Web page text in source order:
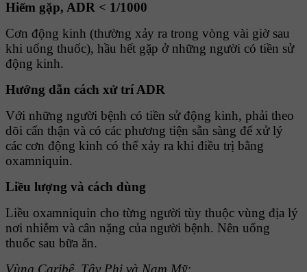
Hiếm gặp, ADR < 1/1000
Cơn động kinh (thường xảy ra trong vòng vài giờ sau
khi uống thuốc), hầu hết gặp ở những người có tiền sử
động kinh.
Hướng dẫn cách xử trí ADR
Với những người bệnh có tiền sử động kinh, phải theo
dõi cẩn thận và có các phương tiện sẵn sàng để xử lý
các cơn động kinh có thể xảy ra khi điều trị bằng
oxamniquin.
Liều lượng và cách dùng
Liều oxamniquin cho từng người tùy thuộc vùng địa lý
nơi nhiễm và cân nặng của người bệnh. Nên uống
thuốc sau bữa ăn.
Vùng Caribê, Tây Phi và Nam Mỹ: